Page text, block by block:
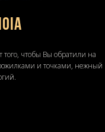
чтобы Вы обратили на
и точками, нежный